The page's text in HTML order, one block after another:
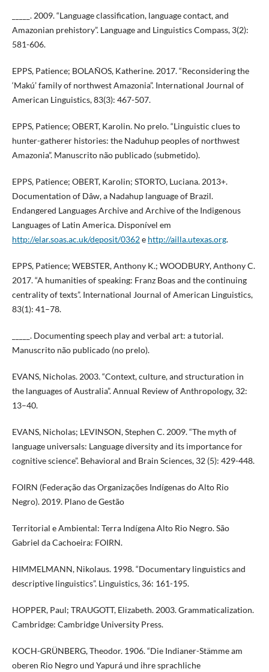
_____. 2009. “Language classification, language contact, and
Amazonian prehistory”. Language and Linguistics Compass, 3(2):
581-606.
EPPS, Patience; BOLAÑOS, Katherine. 2017. “Reconsidering the
‘Makú’ family of northwest Amazonia”. International Journal of
American Linguistics, 83(3): 467-507.
EPPS, Patience; OBERT, Karolin. No prelo. “Linguistic clues to
hunter-gatherer histories: the Naduhup peoples of northwest
Amazonia”. Manuscrito não publicado (submetido).
EPPS, Patience; OBERT, Karolin; STORTO, Luciana. 2013+.
Documentation of Dâw, a Nadahup language of Brazil.
Endangered Languages Archive and Archive of the Indigenous
Languages of Latin America. Disponível em
http://elar.soas.ac.uk/deposit/0362e http://ailla.utexas.org.
EPPS, Patience; WEBSTER, Anthony K.; WOODBURY, Anthony C.
2017. “A humanities of speaking: Franz Boas and the continuing
centrality of texts”. International Journal of American Linguistics,
83(1): 41–78.
_____. Documenting speech play and verbal art: a tutorial.
Manuscrito não publicado (no prelo).
EVANS, Nicholas. 2003. “Context, culture, and structuration in
the languages of Australia”. Annual Review of Anthropology, 32:
13–40.
EVANS, Nicholas; LEVINSON, Stephen C. 2009. “The myth of
language universals: Language diversity and its importance for
cognitive science”. Behavioral and Brain Sciences, 32 (5): 429-448.
FOIRN (Federação das Organizações Indígenas do Alto Rio
Negro). 2019. Plano de Gestão
Territorial e Ambiental: Terra Indígena Alto Rio Negro. São
Gabriel da Cachoeira: FOIRN.
HIMMELMANN, Nikolaus. 1998. “Documentary linguistics and
descriptive linguistics”. Linguistics, 36: 161-195.
HOPPER, Paul; TRAUGOTT, Elizabeth. 2003. Grammaticalization.
Cambridge: Cambridge University Press.
KOCH-GRÜNBERG, Theodor. 1906. “Die Indianer-Stämme am
oberen Rio Negro und Yapurá und ihre sprachliche